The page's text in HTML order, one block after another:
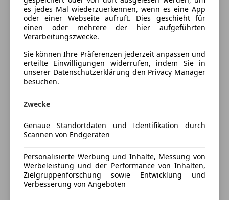
Elektrische Sitze
Getönte Scheiben
Head-up display
Klimaanlage
Lederausstattung
Lederlenkrad
Lichtsensor
Luftfederung
Navigationssystem
Regensensor
Schlüssellose Zentralverriegelung
Sitzheizung
Sitzheizung hinten
Fahrzeugbeschreibung
Wir bieten Ihnen hier einen schönen Cayenne E-
Hybrid in der Außenfarbe Quarzitgraumetallic und
mit ausgewählten Sonderausstattungen wie der
Hinterachslenkung, dem Head-Up Display sowie dem
deutsche Ausführung.
und hat 1 Fahrzeughalter.
- Porsche Approved Garantie (12 Monate)
Mehr anzeigen
es jedes Mal wiederzuerkennen, wenn es eine App
oder einer Webseite aufruft. Dies geschieht für
einen oder mehrere der hier aufgeführten
Verarbeitungszwecke.
Sie können Ihre Präferenzen jederzeit anpassen und
erteilte Einwilligungen widerrufen, indem Sie in
unserer Datenschutzerklärung den Privacy Manager
besuchen.
Zwecke
Genaue Standortdaten und Identifikation durch
Scannen von Endgeräten
Personalisierte Werbung und Inhalte, Messung von
Werbeleistung und der Performance von Inhalten,
Zielgruppenforschung sowie Entwicklung und
Verbesserung von Angeboten